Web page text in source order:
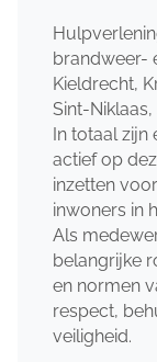
brandweer-
Kieldrecht,
Sint-Niklaas,
In totaal
actief op
inzetten
inwoners in
Als
belangrijke
en normen
respect,
veiligheid.